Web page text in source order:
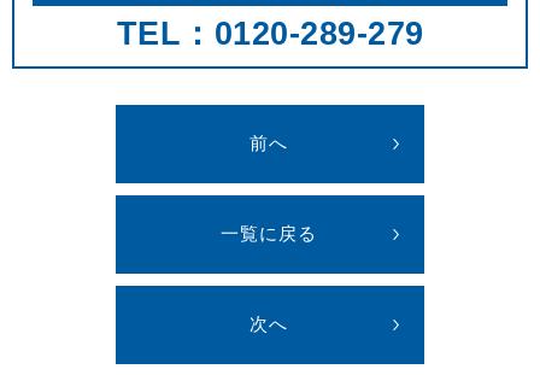
TEL：0120-289-279
前へ
一覧に戻る
次へ